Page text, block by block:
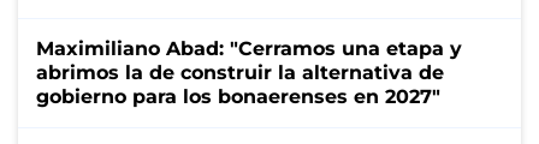
Maximiliano Abad: "Cerramos una etapa y
abrimos la de construir la alternativa de
gobierno para los bonaerenses en 2027"